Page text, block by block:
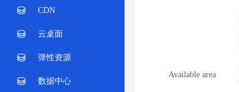
CDN
云桌面
弹性资源
数据中心
Available area